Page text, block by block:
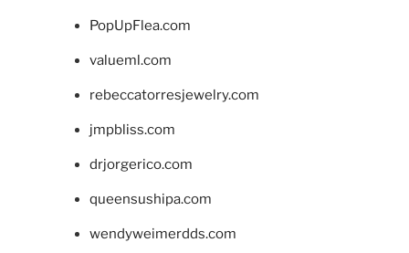
PopUpFlea.com
valueml.com
rebeccatorresjewelry.com
jmpbliss.com
drjorgerico.com
queensushipa.com
wendyweimerdds.com